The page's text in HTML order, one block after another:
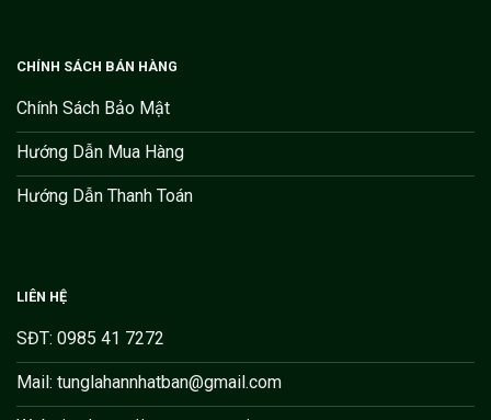
CHÍNH SÁCH BÁN HÀNG
Chính Sách Bảo Mật
Hướng Dẫn Mua Hàng
Hướng Dẫn Thanh Toán
LIÊN HỆ
SĐT: 0985 41 7272
Mail: tunglahannhatban@gmail.com